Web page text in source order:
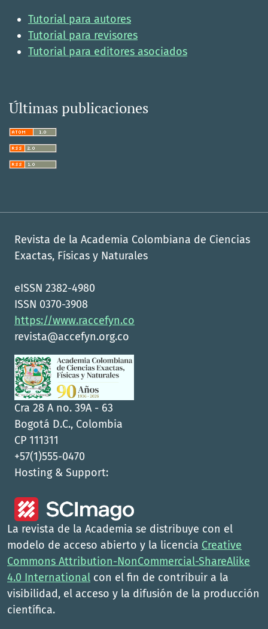
Tutorial para autores
Tutorial para revisores
Tutorial para editores asociados
Últimas publicaciones
Revista de la Academia Colombiana de Ciencias
Exactas, Físicas y Naturales
eISSN 2382-4980
ISSN 0370-3908
https://www.raccefyn.co
revista@accefyn.org.co
Cra 28 A no. 39A - 63
Bogotá D.C., Colombia
CP 111311
+57(1)555-0470
Hosting & Support:
La revista de la Academia se distribuye con el
modelo de acceso abierto y la licencia Creative
Commons Attribution-NonCommercial-ShareAlike
4.0 International con el fin de contribuir a la
visibilidad, el acceso y la difusión de la producción
científica.